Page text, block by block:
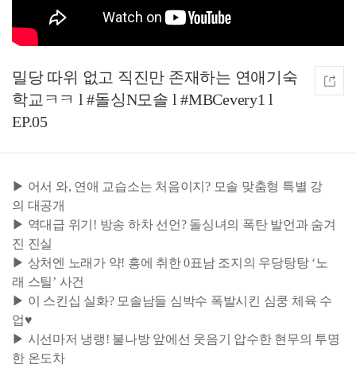
밀당 따위 없고 직진만 존재하는 연애기숙
학교ㅋㅋ l #돌싱N모솔 l #MBCevery1 l
EP.05
▶ 어서 와, 연애 교습소는 처음이지? 모솔 맞춤형 특별 강
의 대공개
▶ 역대급 위기! 방송 하차 선언? 돌싱녀의 폭탄 발언과 숨겨
진 진실
▶ 상처엔 노래가 약! 흥에 취한 0표남 조지의 우당탕탕 ‘노
래 스틸’ 사건
▶ 이 스킨십 실화? 모솔남들 심박수 폭발시킨 심쿵 체육 수
업♥
▶ 시선마저 냉랭! 불나방 앞에선 웃음기 압수한 현무의 투명
한 온도차